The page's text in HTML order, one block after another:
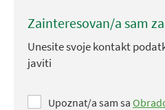
Zainteresovan/a sam za
Unesite svoje kontakt
javiti
Upoznat/a sam sa